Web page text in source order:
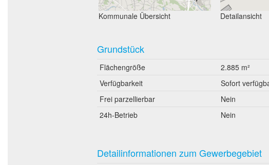
Kommunale Übersicht Detailansicht
Grundstück
Flächengröße
2.885 m²
Verfügbarkeit
Sofort
Frei parzellierbar
Nein
24h-Betrieb
Nein
Detailinformationen zum Gewerbegebiet